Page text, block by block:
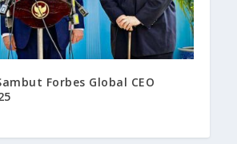
Forbes Global CEO